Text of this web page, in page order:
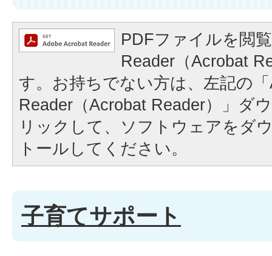
PDFファイルを閲
Reader（Acrobat
す。お持ちでない方は、左記の
Reader（Acrobat Reader）」ダ
リックして、ソフトウェアをダ
トールしてください。
子育てサポート